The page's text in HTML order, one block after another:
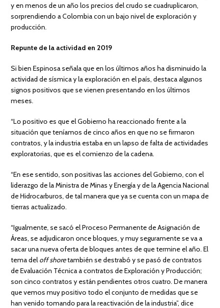
y en menos de un año los precios del crudo se cuadruplicaron,
sorprendiendo a Colombia con un bajo nivel de exploración y
producción.
Repunte de la actividad en 2019
Si bien Espinosa señala que en los últimos años ha disminuido la
actividad de sísmica y la exploración en el país, destaca algunos
signos positivos que se vienen presentando en los últimos
meses.
“Lo positivo es que el Gobierno ha reaccionado frente a la
situación que teníamos de cinco años en que no se firmaron
contratos, y la industria estaba en un lapso de falta de actividades
exploratorias, que es el comienzo de la cadena.
“En ese sentido, son positivas las acciones del Gobierno, con el
liderazgo de la Ministra de Minas y Energía y de la Agencia Nacional
de Hidrocarburos, de tal manera que ya se cuenta con un mapa de
tierras actualizado.
“Igualmente, se sacó el Proceso Permanente de Asignación de
Áreas, se adjudicaron once bloques, y muy seguramente se va a
sacar una nueva oferta de bloques antes de que termine el año. El
tema del off shoretambién se destrabó y se pasó de contratos
de Evaluación Técnica a contratos de Exploración y Producción;
son cinco contratos y están pendientes otros cuatro. De manera
que vemos muy positivo todo el conjunto de medidas que se
han venido tomando para la reactivación de la industria”, dice